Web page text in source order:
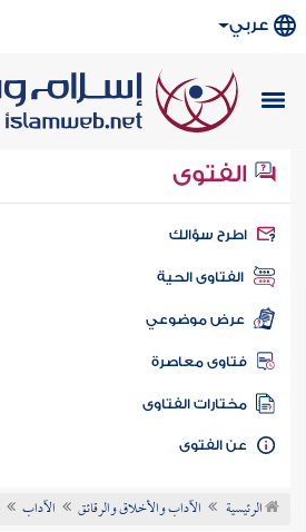
عربي
الفتوى
سؤالك
الفتاوى الحية
عرض موضوعي
فتاوى معاصرة
مختارات الفتاوى
الفتوى
الرئيسية الآداب والأخلاق والرقائق الآداب